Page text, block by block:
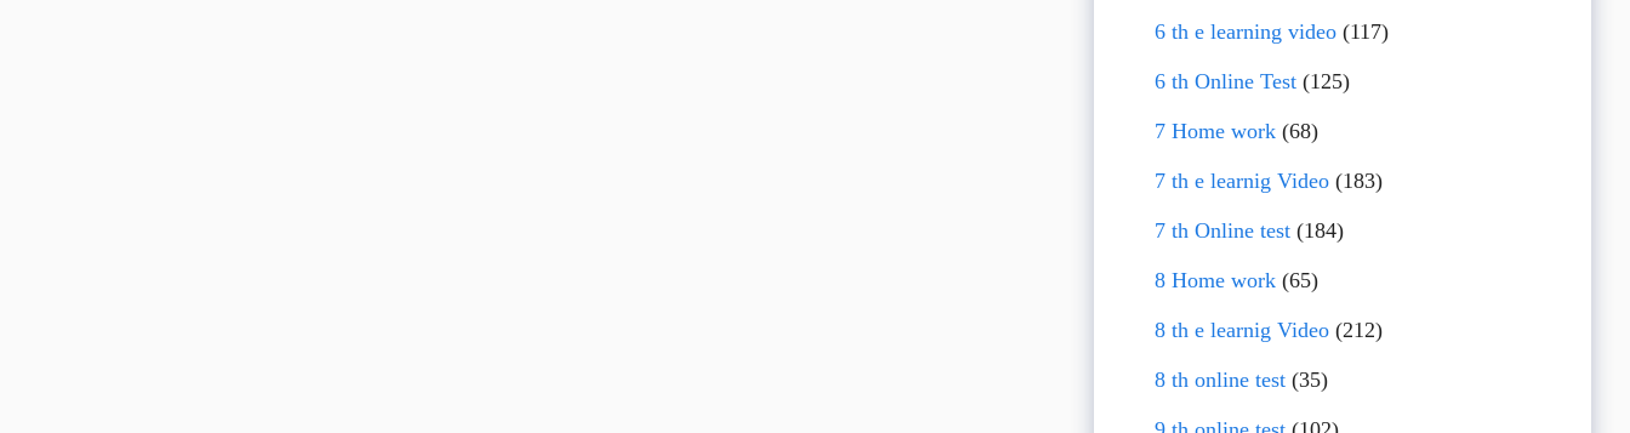
6 th e learning video(117)
6 th Online Test(125)
7 Home work(68)
7 th e learnig Video(183)
7 th Online test(184)
8 Home work(65)
8 th e learnig Video(212)
8 th online test(35)